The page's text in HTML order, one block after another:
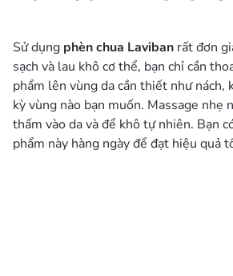
Sử dụng phèn chua Laviban rất đơn
sạch và lau khô cơ thể, bạn chỉ cần
phẩm lên vùng da cần thiết như nách,
kỳ vùng nào bạn muốn. Massage nhẹ
thấm vào da và để khô tự nhiên. Bạn
phẩm này hàng ngày để đạt hiệu quả